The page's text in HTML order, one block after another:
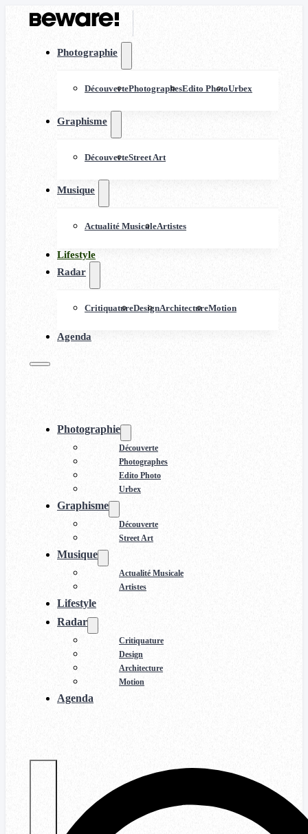
Photographie
DécouvertePhotographesEdito PhotoUrbex
Graphisme
DécouverteStreet Art
Musique
Actualité MusicaleArtistes
Lifestyle
Radar
CritiquatureDesignArchitectureMotion
Agenda
Photographie
Découverte
Photographes
Edito Photo
Urbex
Graphisme
Découverte
Street Art
Musique
Actualité Musicale
Artistes
Lifestyle
Radar
Critiquature
Design
Architecture
Motion
Agenda